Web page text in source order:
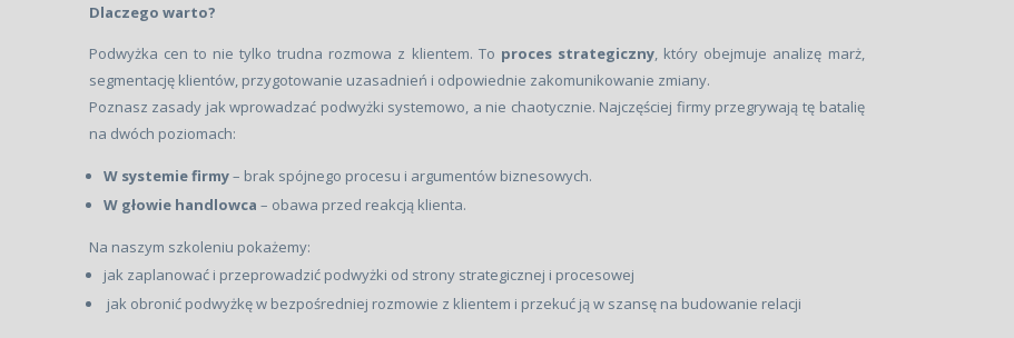
Dlaczego warto?
Podwyżka cen to nie tylko trudna rozmowa z klientem. To proces strategiczny, który obejmuje analizę marż,
segmentację klientów, przygotowanie uzasadnień i odpowiednie zakomunikowanie zmiany.
Poznasz zasady jak wprowadzać podwyżki systemowo, a nie chaotycznie. Najczęściej firmy przegrywają tę batalię
na dwóch poziomach:
W systemie firmy– brak spójnego procesu i argumentów biznesowych.
W głowie handlowca – obawa przed reakcją klienta.
Na naszym szkoleniu pokażemy:
jak zaplanować i przeprowadzić podwyżki od strony strategicznej i procesowej
jak obronić podwyżkę w bezpośredniej rozmowie z klientem i przekuć ją w szansę na budowanie relacji